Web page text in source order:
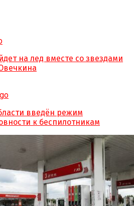
на лед вместе со звездами
введён режим
к беспилотникам